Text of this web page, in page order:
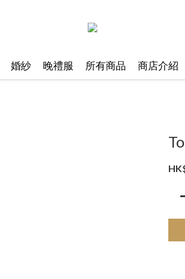
婚紗 晚禮服 所有商品 商店介紹